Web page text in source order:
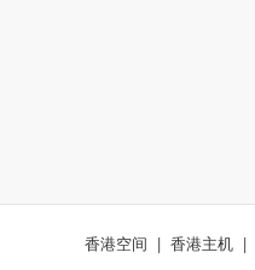
香港空间 | 香港主机 |